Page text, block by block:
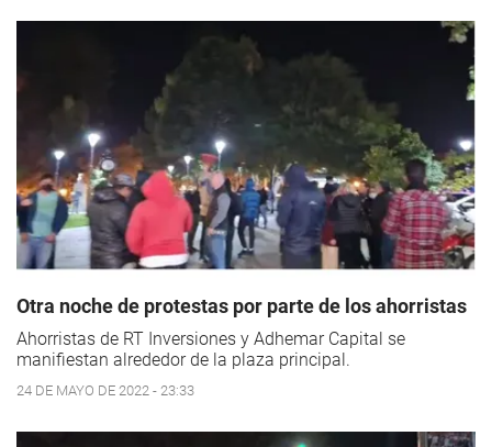
Otra noche de protestas por parte de los ahorristas
Ahorristas de RT Inversiones y Adhemar Capital se
manifiestan alrededor de la plaza principal.
24 DE MAYO DE 2022 - 23:33